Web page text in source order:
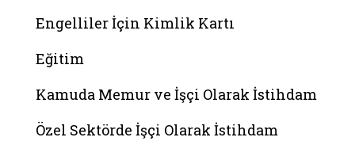
Engelliler İçin Kimlik Kartı
Eğitim
Kamuda Memur ve İşçi Olarak İstihdam
Özel Sektörde İşçi Olarak İstihdam